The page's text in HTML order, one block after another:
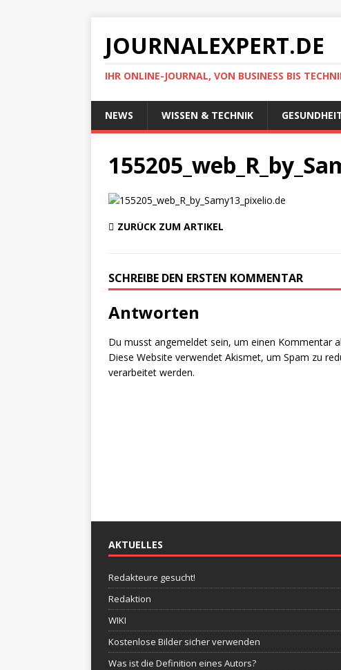
JOURNALEXPERT.DE
IHR ONLINE-JOURNAL, VON BUSINESS BIS
NEWS WISSEN & TECHNIK
ZURÜCK ZUM ARTIKEL
SCHREIBE DEN ERSTEN KOMMENTAR
Antworten
Du musst angemeldet sein, um einen Kommentar
Diese Website verwendet Akismet, um Spam zu
verarbeitet werden.
AKTUELLES
Redakteure gesucht!
Redaktion
WIKI
Kostenlose Bilder sicher verwenden
Was ist die Definition eines Autors?